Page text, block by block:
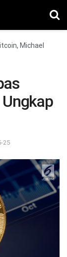
Michael
25